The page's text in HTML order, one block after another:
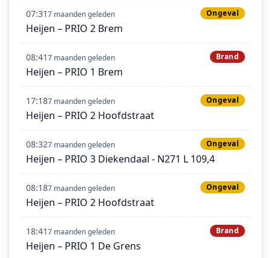
07:317 maanden geleden Ongeval
Heijen – PRIO 2 Brem
08:417 maanden geleden Brand
Heijen – PRIO 1 Brem
17:187 maanden geleden Ongeval
Heijen – PRIO 2 Hoofdstraat
08:327 maanden geleden Ongeval
Heijen – PRIO 3 Diekendaal - N271 L 109,4
08:187 maanden geleden Ongeval
Heijen – PRIO 2 Hoofdstraat
18:417 maanden geleden Brand
Heijen – PRIO 1 De Grens